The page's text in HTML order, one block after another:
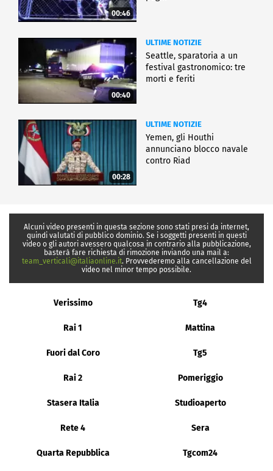
00:46
00:40
ULTIME NOTIZIE
Seattle, sparatoria a un
festival gastronomico: tre
morti e feriti
00:28
ULTIME NOTIZIE
Yemen, gli Houthi
annunciano blocco navale
contro Riad
Alcuni video presenti in questa sezione sono stati presi da internet,
quindi valutati di pubblico dominio. Se i soggetti presenti in questi
video o gli autori avessero qualcosa in contrario alla pubblicazione,
basterà fare richiesta di rimozione inviando una mail a:
team_verticali@italiaonline.it. Provvederemo alla cancellazione del
video nel minor tempo possibile.
Verissimo Tg4
Rai 1 Mattina
Fuori dal Coro Tg5
Rai 2 Pomeriggio
Stasera Italia Studioaperto
Rete 4 Sera
Quarta Repubblica Tgcom24